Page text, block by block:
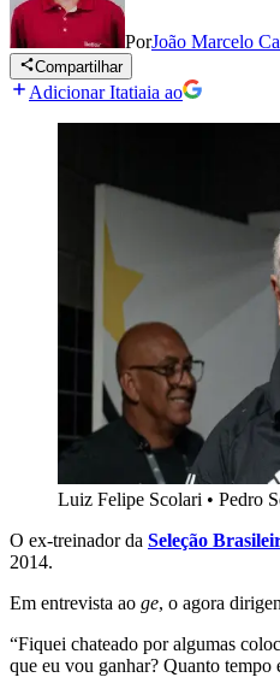
PorJoão Marcelo
Compartilhar
Adicionar Itatiaia ao
Luiz Felipe Scolari • Pedro
O ex-treinador da Seleção
2014.
Em entrevista ao ge, o agora
“Fiquei chateado por algumas
que eu vou ganhar? Quanto tempo